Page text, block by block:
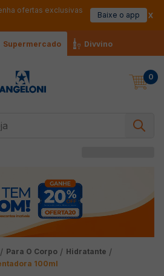
ofertas exclusivas
Baixe o app
Supermercado Divvino
0
Para O Corpo
Hidratante
100ml